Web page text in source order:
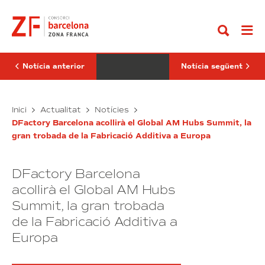
contingut
de
la
Logistics
Incubator
del
milions
d’euros
facturació
Notícia anterior
BNEW
com
sostenibilitat
Notícia següent
Inici Actualitat Notícies
DFactory Barcelona acollirà el Global AM Hubs Summit, la
gran trobada de la Fabricació Additiva a Europa
DFactory Barcelona
acollirà el Global AM Hubs
Summit, la gran trobada
de la Fabricació Additiva a
Europa
startups
de
la
Incubator
del
superaran
els
46
milions
la
seva